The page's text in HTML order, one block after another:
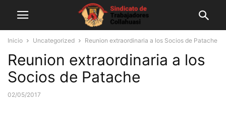
Inicio Uncategorized Reunion extraordinaria a los Socios de Patache
Reunion extraordinaria a los
Socios de Patache
02/05/2017